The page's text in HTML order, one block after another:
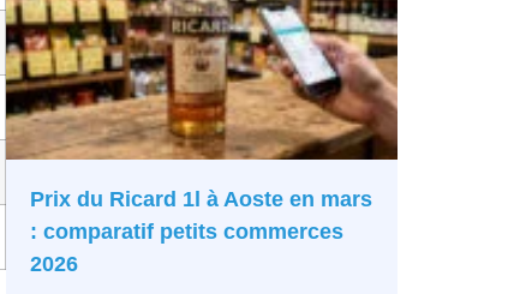
Prix du Ricard 1l à Aoste en mars
: comparatif petits commerces
2026